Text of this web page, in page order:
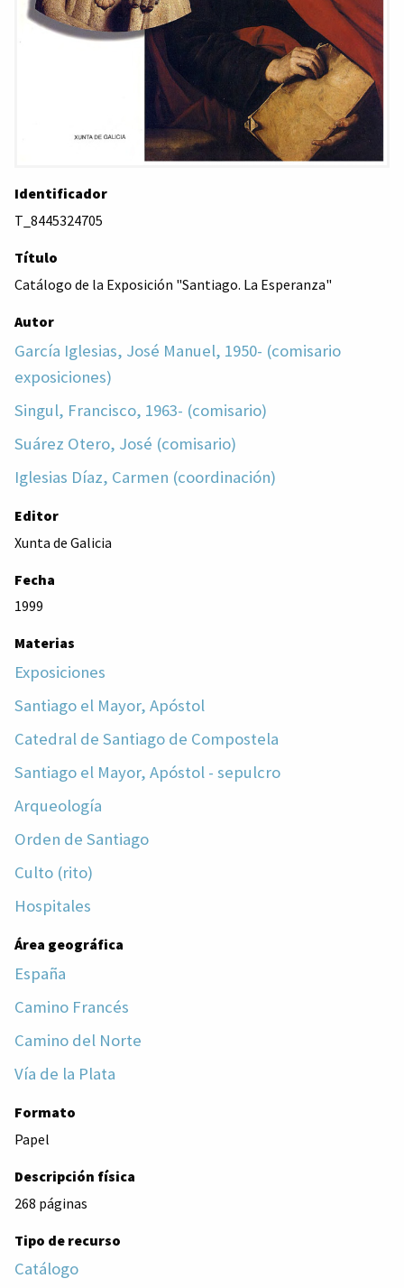
Identificador
T_8445324705
Título
Catálogo de la Exposición "Santiago. La Esperanza"
Autor
García Iglesias, José Manuel, 1950- (comisario
exposiciones)
Singul, Francisco, 1963- (comisario)
Suárez Otero, José (comisario)
Iglesias Díaz, Carmen (coordinación)
Editor
Xunta de Galicia
Fecha
1999
Materias
Exposiciones
Santiago el Mayor, Apóstol
Catedral de Santiago de Compostela
Santiago el Mayor, Apóstol - sepulcro
Arqueología
Orden de Santiago
Culto (rito)
Hospitales
Área geográfica
España
Camino Francés
Camino del Norte
Vía de la Plata
Formato
Papel
Descripción física
268 páginas
Tipo de recurso
Catálogo